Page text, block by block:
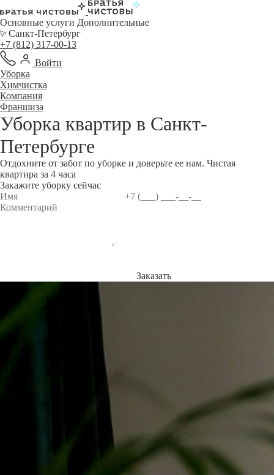
Основные услуги Дополнительные
Санкт-Петербург
+7 (812) 317-00-13
Войти
Уборка
Химчистка
Компания
Франшиза
Уборка квартир в Санкт-
Петербурге
Отдохните от забот по уборке и доверьте ее нам. Чистая
квартира за 4 часа
Закажите уборку сейчас
Заказать